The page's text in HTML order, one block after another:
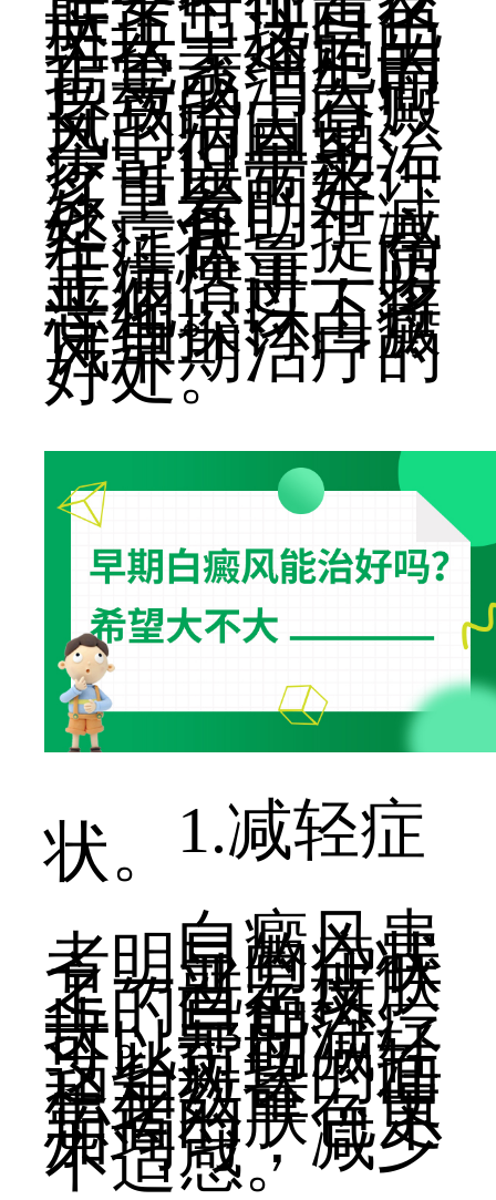
肤上出现白色
斑块，这是由
于色素细胞的
损害或消失而
导致的。白癜
风的病因复
杂，但早期治
疗可以带来许
多重要的好
处，有助于减
轻症状，提高
生活质量，防
止病情进一步
恶化。以下将
详细探讨白癜
风早期治疗的
好处。
1.减轻症
状。
白癜风患
者明显的症状
之一就是皮肤
上的白色斑
块。早期治疗
可以帮助减轻
这些斑块的面
积和数量，使
患者的肤色更
加均匀，减少
不适感。